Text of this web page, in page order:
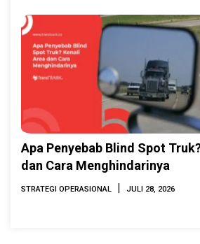
Apa Penyebab Blind Spot
dan Cara Menghindarinya
STRATEGI OPERASIONAL | JULI 28, 2026